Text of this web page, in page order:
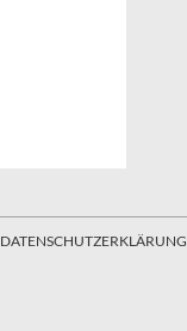
DATENSCHUTZERKLÄRUNG